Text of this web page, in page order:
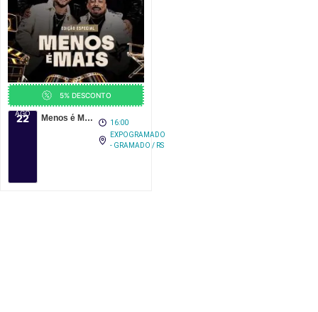
5% DESCONTO
22
AGO Menos é Mais em Gramado 2026
16:00
EXPOGRAMADO
- GRAMADO / RS